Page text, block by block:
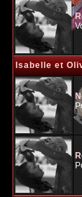
Isabelle et